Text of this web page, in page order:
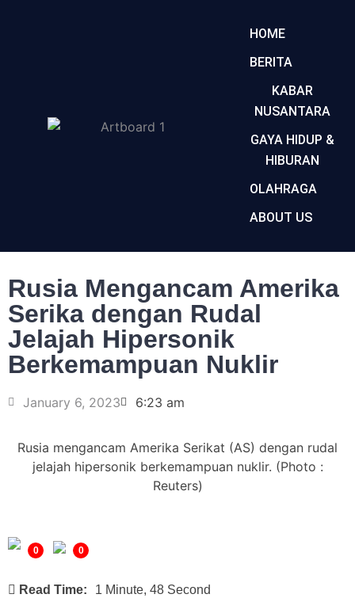
HOME
BERITA
KABAR
NUSANTARA
GAYA HIDUP &
HIBURAN
OLAHRAGA
ABOUT US
Rusia Mengancam Amerika
Serika dengan Rudal
Jelajah Hipersonik
Berkemampuan Nuklir
January 6, 2023 6:23 am
Rusia mengancam Amerika Serikat (AS) dengan rudal
jelajah hipersonik berkemampuan nuklir. (Photo :
Reuters)
0 0
Read Time: 1 Minute, 48 Second